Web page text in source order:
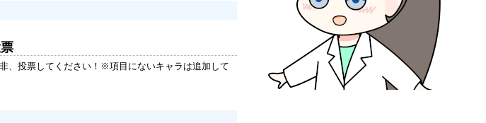
、投票してください！※項目にないキャラは追加して